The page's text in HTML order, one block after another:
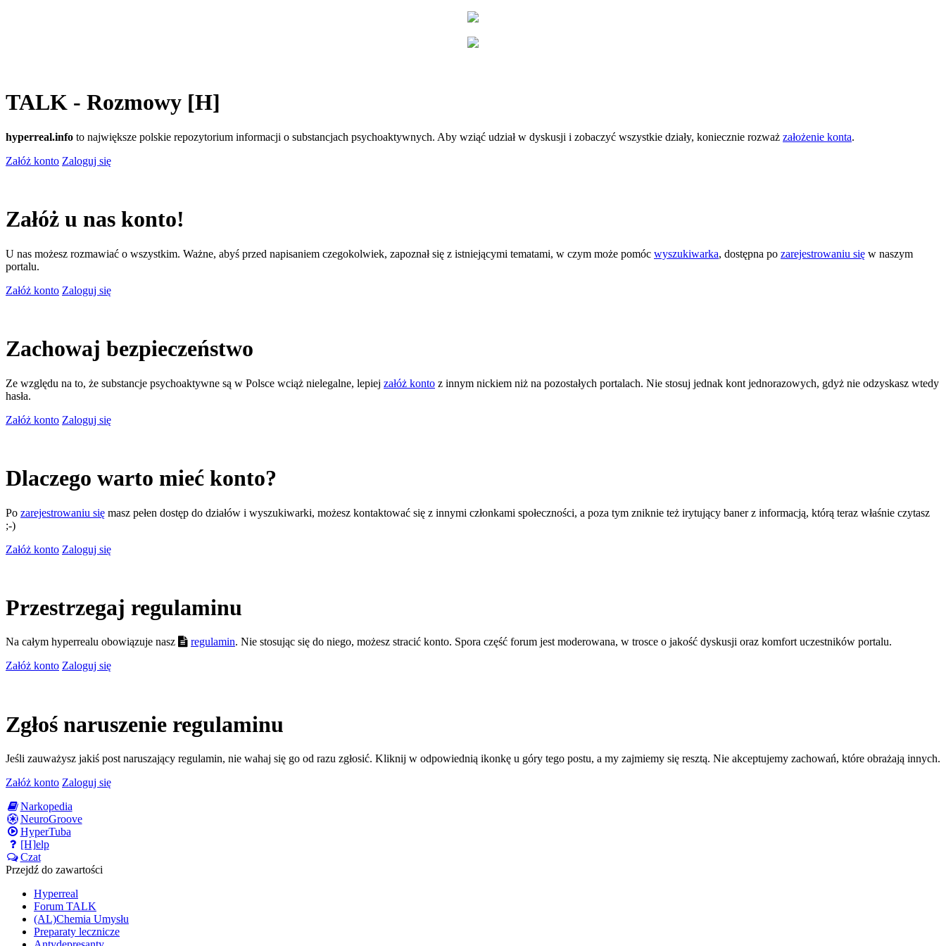
TALK - Rozmowy [H]
hyperreal.info to największe polskie repozytorium informacji o substancjach psychoaktywnych. Aby wziąć udział w dyskusji i zobaczyć wszystkie działy, koniecznie rozważ założenie konta.
Załóż konto Zaloguj się
Załóż u nas konto!
U nas możesz rozmawiać o wszystkim. Ważne, abyś przed napisaniem czegokolwiek, zapoznał się z istniejącymi tematami, w czym może pomóc wyszukiwarka, dostępna po zarejestrowaniu się w naszym
portalu.
Załóż konto Zaloguj się
Zachowaj bezpieczeństwo
Ze względu na to, że substancje psychoaktywne są w Polsce wciąż nielegalne, lepiej załóż konto z innym nickiem niż na pozostałych portalach. Nie stosuj jednak kont jednorazowych, gdyż nie odzyskasz wtedy
hasła.
Załóż konto Zaloguj się
Dlaczego warto mieć konto?
Po zarejestrowaniu się masz pełen dostęp do działów i wyszukiwarki, możesz kontaktować się z innymi członkami społeczności, a poza tym zniknie też irytujący baner z informacją, którą teraz właśnie czytasz
;-)
Załóż konto Zaloguj się
Przestrzegaj regulaminu
Na całym hyperrealu obowiązuje nasz regulamin. Nie stosując się do niego, możesz stracić konto. Spora część forum jest moderowana, w trosce o jakość dyskusji oraz komfort uczestników portalu.
Załóż konto Zaloguj się
Zgłoś naruszenie regulaminu
Jeśli zauważysz jakiś post naruszający regulamin, nie wahaj się go od razu zgłosić. Kliknij w odpowiednią ikonkę u góry tego postu, a my zajmiemy się resztą. Nie akceptujemy zachowań, które obrażają innych.
Załóż konto Zaloguj się
Narkopedia
NeuroGroove
HyperTuba
[H]elp
Czat
Przejdź do zawartości
Hyperreal
Forum TALK
(AL)Chemia Umysłu
Preparaty lecznicze